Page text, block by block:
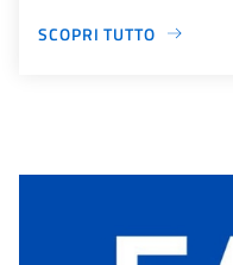
SCOPRI TUTTO